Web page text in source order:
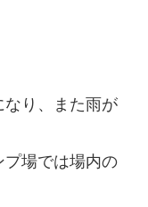
り、また雨が
プ場では場内の